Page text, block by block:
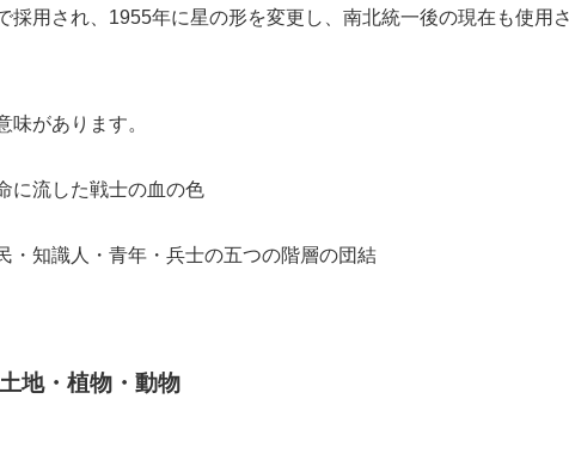
採用され、1955年に星の形を変更し、南北統一後の現在も使用
味があります。
に流した戦士の血の色
・知識人・青年・兵士の五つの階層の団結
地・植物・動物